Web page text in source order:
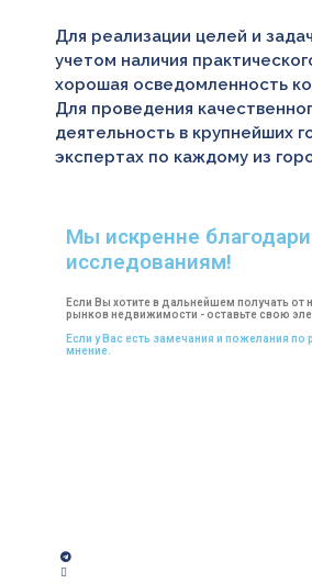
Для реализации целей и
учетом наличия
хорошая осведомленность
Для проведения
деятельность в крупнейших
экспертах по каждому из
Мы искренне
исследованиям!
Если Вы хотите в дальнейшем получать
рынков недвижимости - оставьте свою
Если у Вас есть замечания и пожелания
мнение.